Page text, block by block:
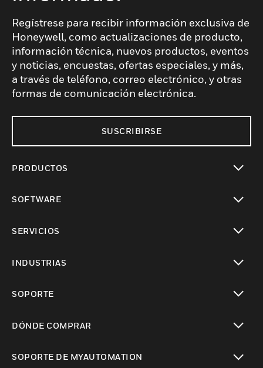
Regístrese para recibir información exclusiva de
Honeywell, como actualizaciones de producto,
información técnica, nuevos productos, eventos
y noticias, encuestas, ofertas especiales, y más,
a través de teléfono, correo electrónico, y otras
formas de comunicación electrónica.
SUSCRIBIRSE
PRODUCTOS
SOFTWARE
SERVICIOS
INDUSTRIAS
SOPORTE
DÓNDE COMPRAR
SOPORTE DE MYAUTOMATION